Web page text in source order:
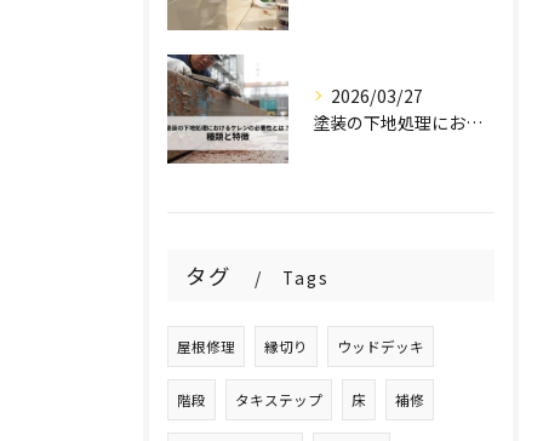
2026/03/27
塗装の下地処理におけるケレンの必要性とは？種類と特徴を解説！
タグ Tags
屋根修理 縁切り ウッドデッキ
階段 タキステップ 床 補修